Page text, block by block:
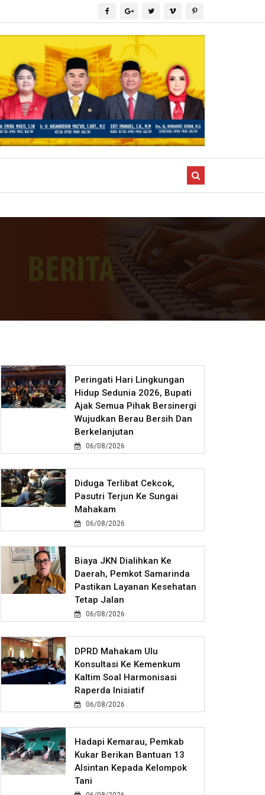
Peringati Hari Lingkungan
Hidup Sedunia 2026, Bupati
Ajak Semua Pihak Bersinergi
Wujudkan Berau Bersih Dan
Berkelanjutan
06/08/2026
Diduga Terlibat Cekcok,
Pasutri Terjun Ke Sungai
Mahakam
06/08/2026
Biaya JKN Dialihkan Ke
Daerah, Pemkot Samarinda
Pastikan Layanan Kesehatan
Tetap Jalan
06/08/2026
DPRD Mahakam Ulu
Konsultasi Ke Kemenkum
Kaltim Soal Harmonisasi
Raperda Inisiatif
06/08/2026
Hadapi Kemarau, Pemkab
Kukar Berikan Bantuan 13
Alsintan Kepada Kelompok
Tani